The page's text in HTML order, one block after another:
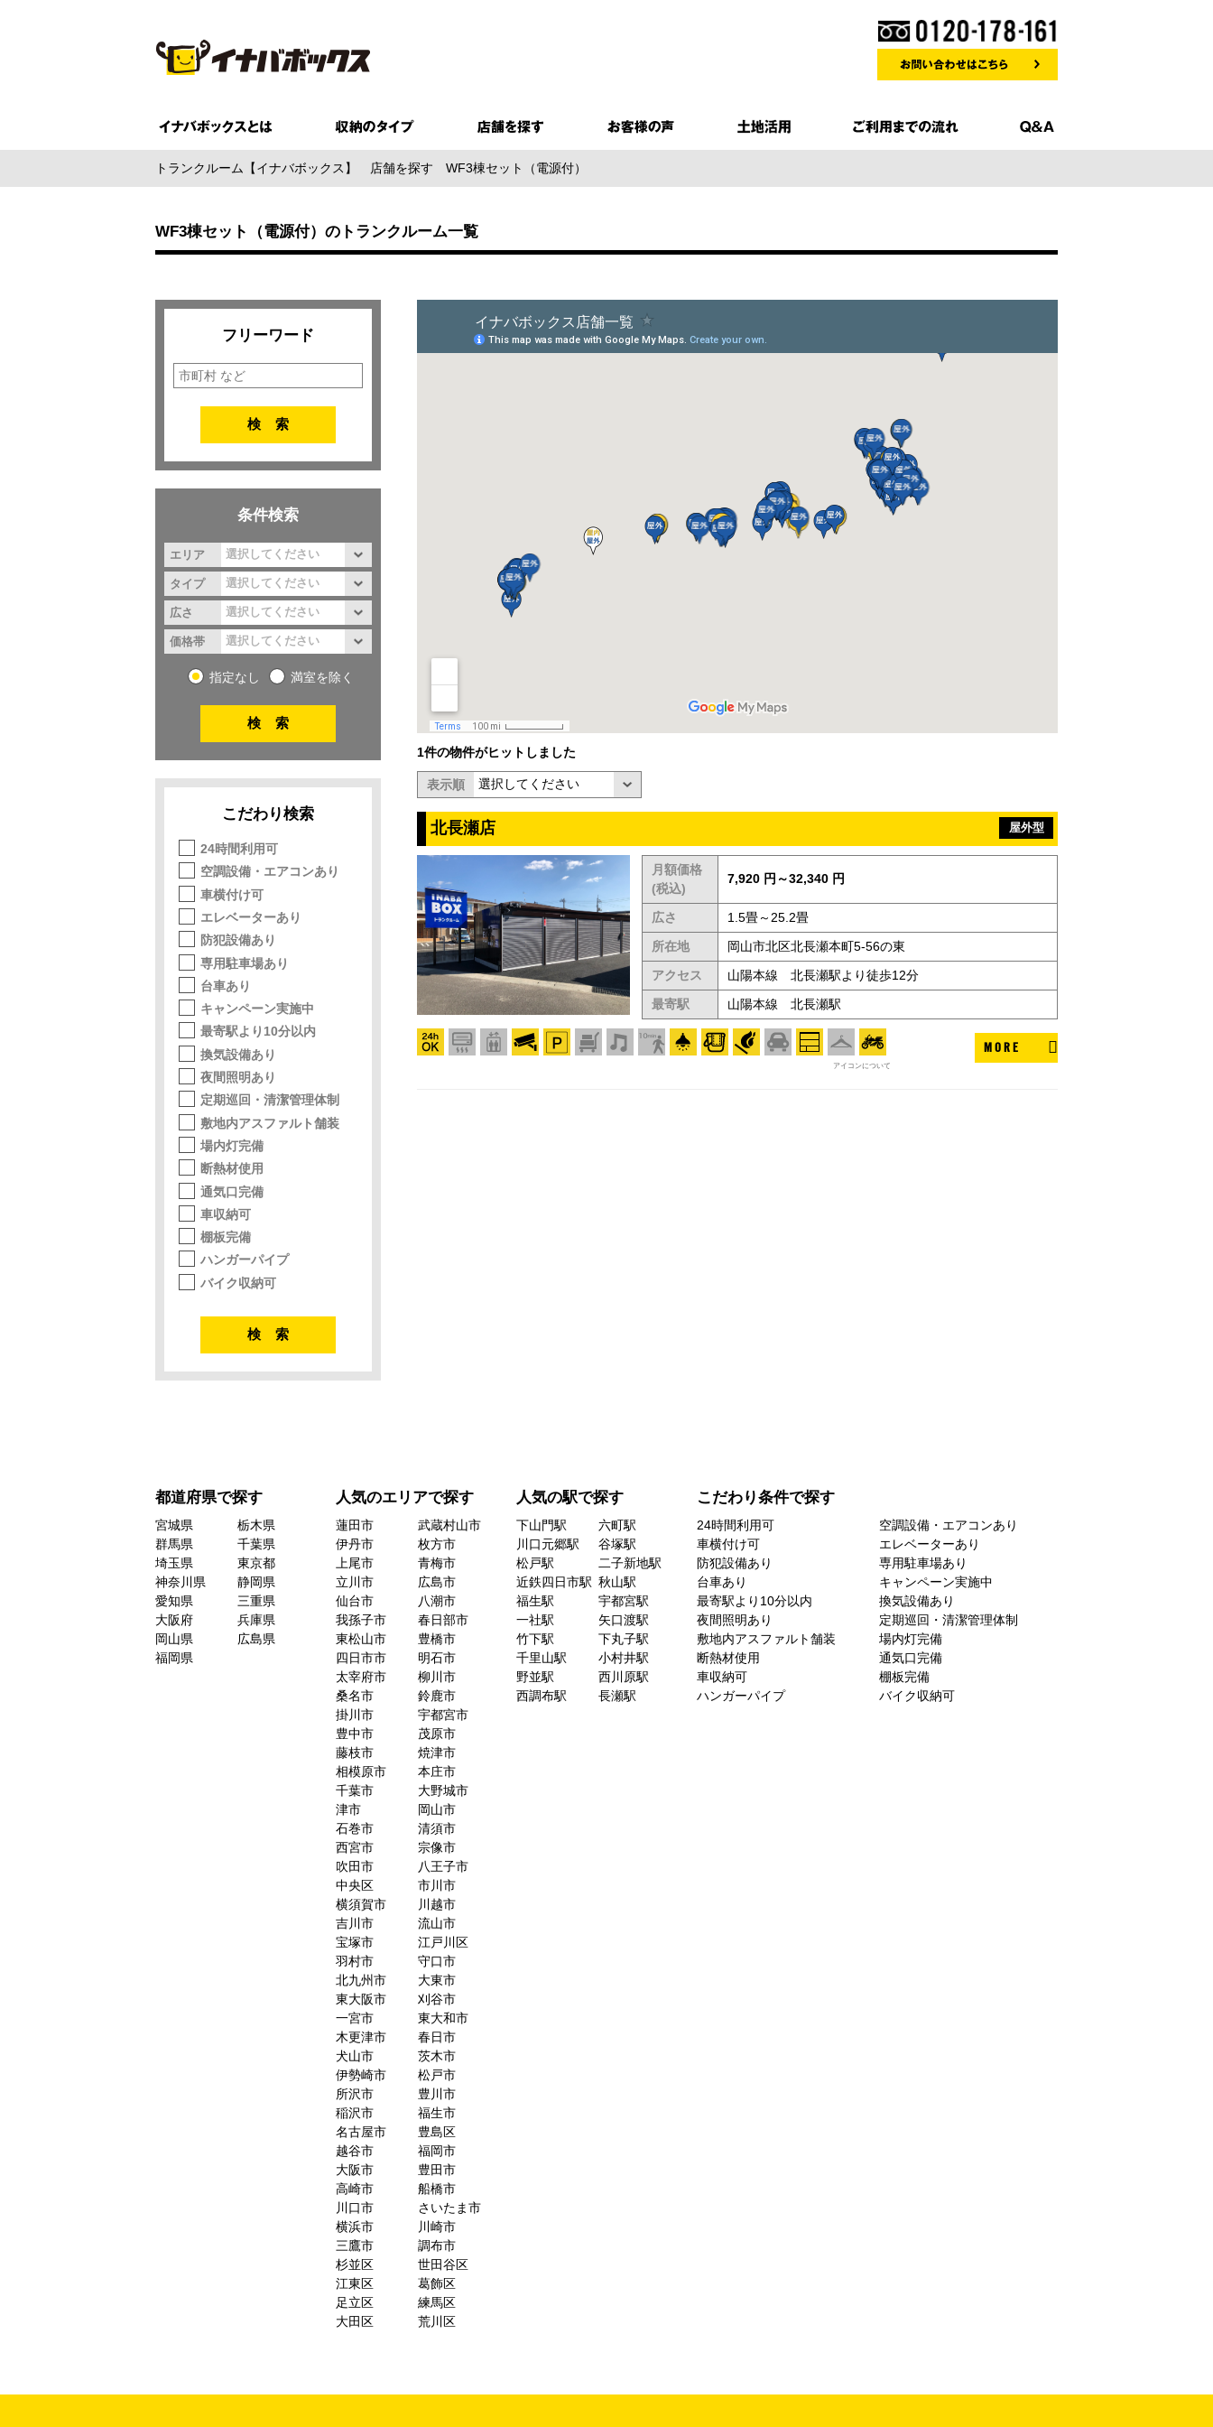
トランクルーム【イナバボックス】 店舗を探す WF3棟セット（電源付）
WF3棟セット（電源付）のトランクルーム一覧
1件の物件がヒットしました
表示順
北長瀬店 屋外型
月額価格
(税込)
7,920 円～32,340 円
広さ
1.5畳～25.2畳
所在地
岡山市北区北長瀬本町5-56の東
アクセス
山陽本線 北長瀬駅より徒歩12分
最寄駅
山陽本線 北長瀬駅
アイコンについて
MORE
フリーワード
条件検索
エリア
タイプ
広さ
価格帯
指定なし 満室を除く
こだわり検索
24時間利用可
空調設備・エアコンあり
車横付け可
エレベーターあり
防犯設備あり
専用駐車場あり
台車あり
キャンペーン実施中
最寄駅より10分以内
換気設備あり
夜間照明あり
定期巡回・清潔管理体制
敷地内アスファルト舗装
場内灯完備
断熱材使用
通気口完備
車収納可
棚板完備
ハンガーパイプ
バイク収納可
都道府県で探す
宮城県
栃木県
群馬県
千葉県
埼玉県
東京都
神奈川県
静岡県
愛知県
三重県
大阪府
兵庫県
岡山県
広島県
福岡県
人気のエリアで探す
蓮田市
武蔵村山市
伊丹市
枚方市
上尾市
青梅市
立川市
広島市
仙台市
八潮市
我孫子市
春日部市
東松山市
豊橋市
四日市市
明石市
太宰府市
柳川市
桑名市
鈴鹿市
掛川市
宇都宮市
豊中市
茂原市
藤枝市
焼津市
相模原市
本庄市
千葉市
大野城市
津市
岡山市
石巻市
清須市
西宮市
宗像市
吹田市
八王子市
中央区
市川市
横須賀市
川越市
吉川市
流山市
宝塚市
江戸川区
羽村市
守口市
北九州市
大東市
東大阪市
刈谷市
一宮市
東大和市
木更津市
春日市
犬山市
茨木市
伊勢崎市
松戸市
所沢市
豊川市
稲沢市
福生市
名古屋市
豊島区
越谷市
福岡市
大阪市
豊田市
高崎市
船橋市
川口市
さいたま市
横浜市
川崎市
三鷹市
調布市
杉並区
世田谷区
江東区
葛飾区
足立区
練馬区
大田区
荒川区
人気の駅で探す
下山門駅
六町駅
川口元郷駅
谷塚駅
松戸駅
二子新地駅
近鉄四日市駅 秋山駅
福生駅
宇都宮駅
一社駅
矢口渡駅
竹下駅
下丸子駅
千里山駅
小村井駅
野並駅
西川原駅
西調布駅
長瀬駅
こだわり条件で探す
24時間利用可
空調設備・エアコンあり
車横付け可
エレベーターあり
防犯設備あり
専用駐車場あり
台車あり
キャンペーン実施中
最寄駅より10分以内
換気設備あり
夜間照明あり
定期巡回・清潔管理体制
敷地内アスファルト舗装
場内灯完備
断熱材使用
通気口完備
車収納可
棚板完備
ハンガーパイプ
バイク収納可